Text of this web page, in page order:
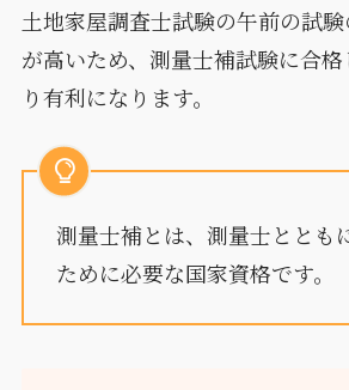
土地家屋調査士試験の午前の試
が高いため、測量士補試験に合
り有利になります。
測量士補とは、測量士ととも
ために必要な国家資格です。